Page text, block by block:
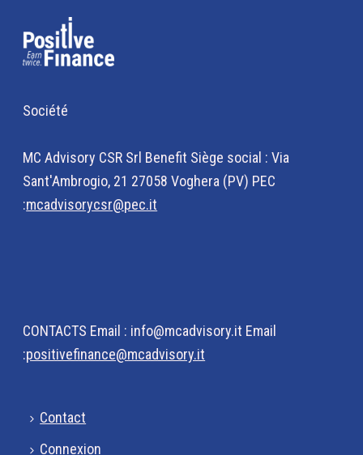
Société
MC Advisory CSR Srl Benefit Siège social : Via
Sant'Ambrogio, 21 27058 Voghera (PV) PEC
:mcadvisorycsr@pec.it
CONTACTS Email : info@mcadvisory.it Email
:positivefinance@mcadvisory.it
Contact
Connexion